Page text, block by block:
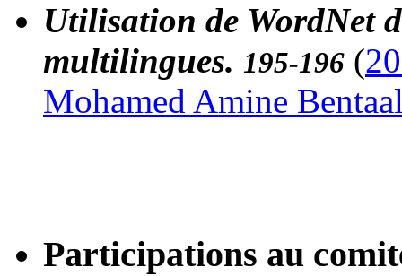
Utilisation de WordNet
multilingues. 195-196 (
Mohamed Amine
Participations au